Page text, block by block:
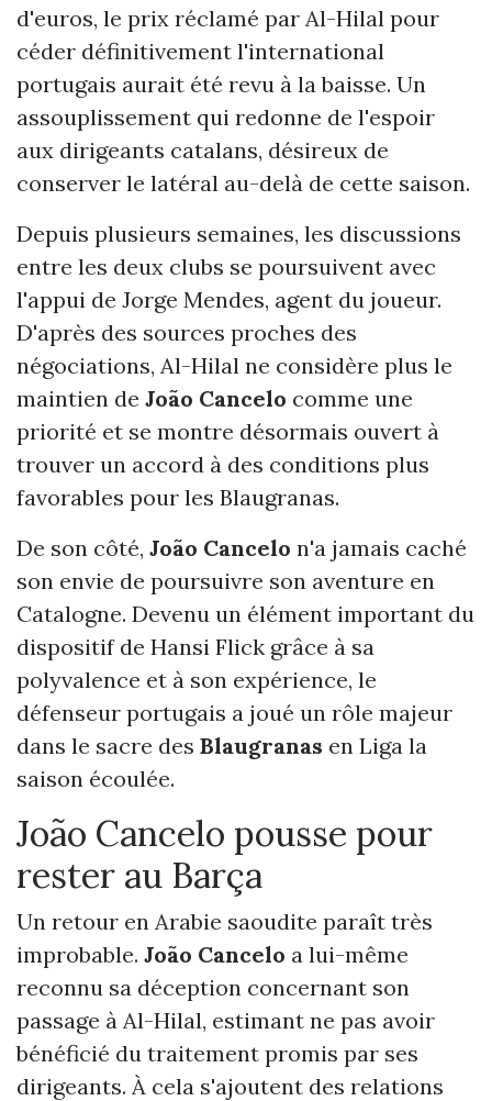
d'euros, le prix réclamé par Al-Hilal pour
céder définitivement l'international
portugais aurait été revu à la baisse. Un
assouplissement qui redonne de l'espoir
aux dirigeants catalans, désireux de
conserver le latéral au-delà de cette saison.
Depuis plusieurs semaines, les discussions
entre les deux clubs se poursuivent avec
l'appui de Jorge Mendes, agent du joueur.
D'après des sources proches des
négociations, Al-Hilal ne considère plus le
maintien de João Cancelo comme une
priorité et se montre désormais ouvert à
trouver un accord à des conditions plus
favorables pour les Blaugranas.
De son côté, João Cancelo n'a jamais caché
son envie de poursuivre son aventure en
Catalogne. Devenu un élément important du
dispositif de Hansi Flick grâce à sa
polyvalence et à son expérience, le
défenseur portugais a joué un rôle majeur
dans le sacre des Blaugranas en Liga la
saison écoulée.
João Cancelo pousse pour
rester au Barça
Un retour en Arabie saoudite paraît très
improbable. João Cancelo a lui-même
reconnu sa déception concernant son
passage à Al-Hilal, estimant ne pas avoir
bénéficié du traitement promis par ses
dirigeants. À cela s'ajoutent des relations